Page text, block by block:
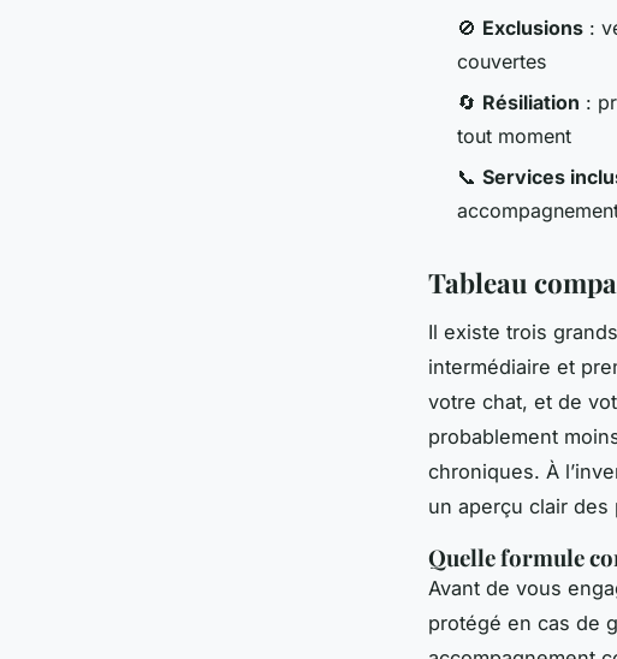
🚫 Exclusions :
couvertes
🔄 Résiliation :
tout moment
📞 Services
Tableau
Il existe trois
intermédiaire et
votre chat, et de
probablement
chroniques. À
un aperçu clair des
Quelle formule
Avant de vous
protégé en cas de